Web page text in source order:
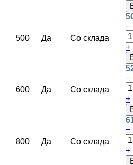
500 Да Со склада
–
+
600 Да Со склада
–
+
800 Да Со склада
–
+